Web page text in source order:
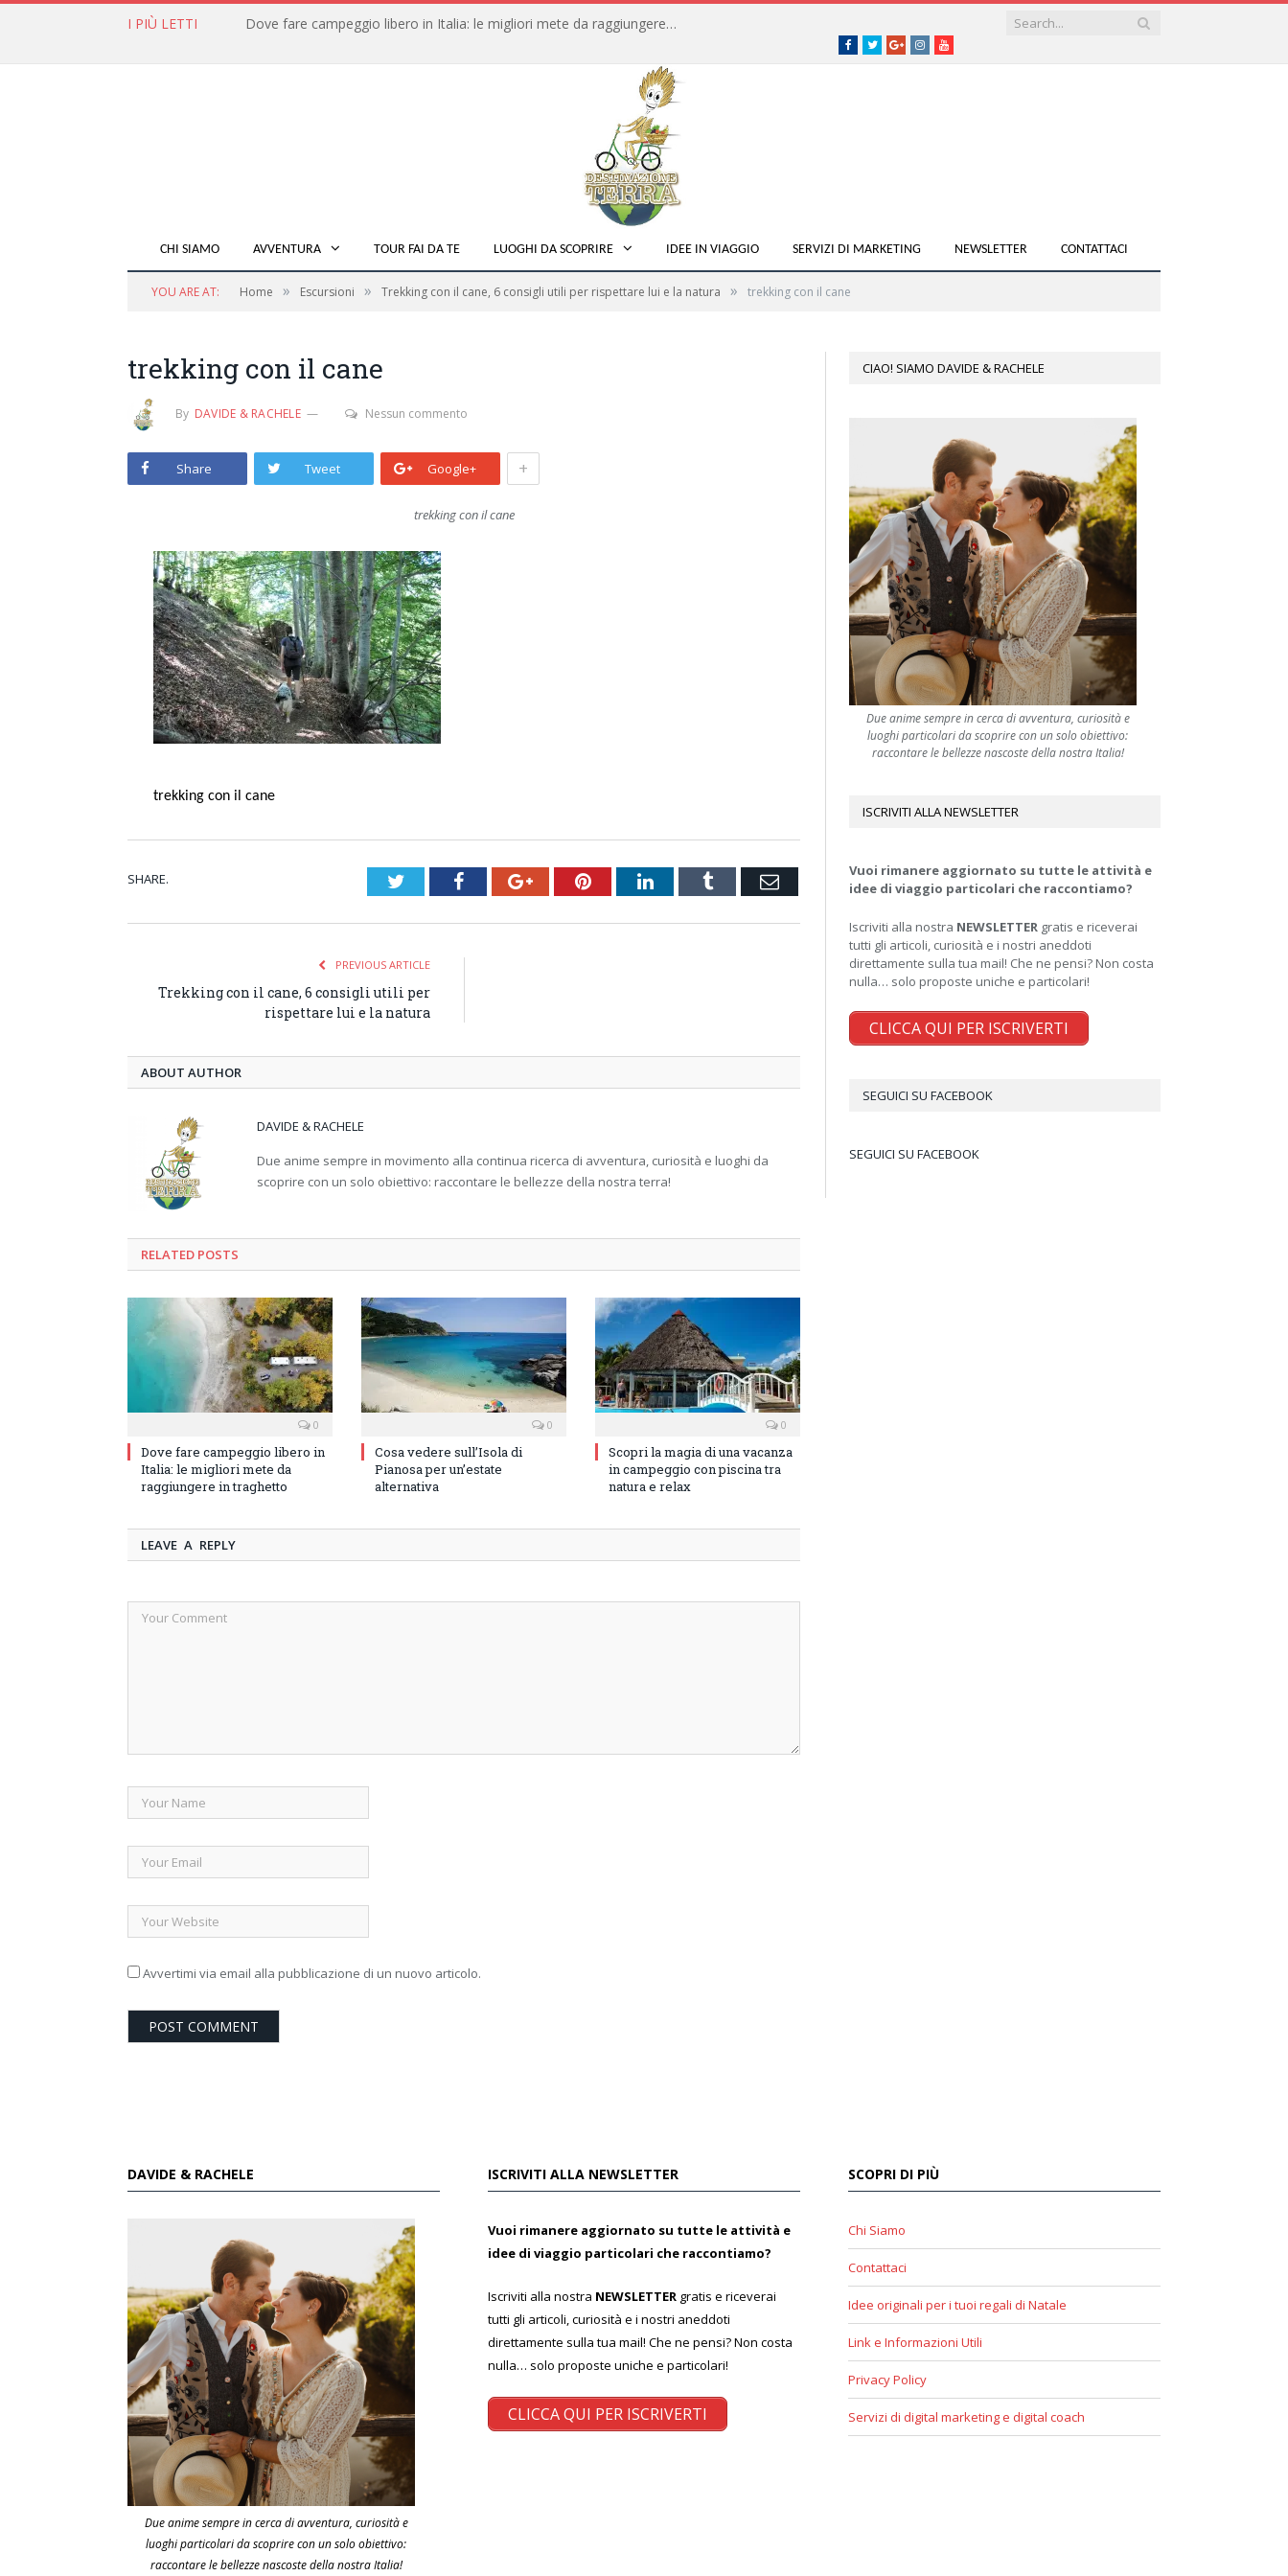
I PIÙ LETTI Dove fare campeggio libero in Italia: le migliori mete da raggiungere in traghetto
Facebook
TwitterGoogle+instagramyoutube
CHI SIAMO AVVENTURA TOUR FAI DA TE LUOGHI DA SCOPRIRE IDEE IN VIAGGIO SERVIZI DI MARKETING NEWSLETTER CONTATTACI
YOU ARE AT: Home » Escursioni » Trekking con il cane, 6 consigli utili per rispettare lui e la natura » trekking con il cane
trekking con il cane
By DAVIDE & RACHELE Nessun commento
Share Tweet Google+ +
trekking con il cane
trekking con il cane
SHARE. TwitterFacebookGoogle+PinterestLinkedInTumblr Email
PREVIOUS ARTICLE
Trekking con il cane, 6 consigli utili per
rispettare lui e la natura
ABOUT AUTHOR
DAVIDE & RACHELE
Due anime sempre in movimento alla continua ricerca di avventura, curiosità e luoghi da
scoprire con un solo obiettivo: raccontare le bellezze della nostra terra!
RELATED POSTS
0
Dove fare campeggio libero in
Italia: le migliori mete da
raggiungere in traghetto
0
Cosa vedere sull’Isola di
Pianosa per un’estate
alternativa
0
Scopri la magia di una vacanza
in campeggio con piscina tra
natura e relax
LEAVE A REPLY
Avvertimi via email alla pubblicazione di un nuovo articolo.
CIAO! SIAMO DAVIDE & RACHELE
Due anime sempre in cerca di avventura, curiosità e
luoghi particolari da scoprire con un solo obiettivo:
raccontare le bellezze nascoste della nostra Italia!
ISCRIVITI ALLA NEWSLETTER
Vuoi rimanere aggiornato su tutte le attività e
idee di viaggio particolari che raccontiamo?
Iscriviti alla nostra NEWSLETTER gratis e riceverai
tutti gli articoli, curiosità e i nostri aneddoti
direttamente sulla tua mail! Che ne pensi? Non costa
nulla… solo proposte uniche e particolari!
CLICCA QUI PER ISCRIVERTI
SEGUICI SU FACEBOOK
SEGUICI SU FACEBOOK
DAVIDE & RACHELE
Due anime sempre in cerca di avventura, curiosità e
luoghi particolari da scoprire con un solo obiettivo:
raccontare le bellezze nascoste della nostra Italia!
ISCRIVITI ALLA NEWSLETTER
Vuoi rimanere aggiornato su tutte le attività e
idee di viaggio particolari che raccontiamo?
Iscriviti alla nostra NEWSLETTER gratis e riceverai
tutti gli articoli, curiosità e i nostri aneddoti
direttamente sulla tua mail! Che ne pensi? Non costa
nulla… solo proposte uniche e particolari!
CLICCA QUI PER ISCRIVERTI
SCOPRI DI PIÙ
Chi Siamo
Contattaci
Idee originali per i tuoi regali di Natale
Link e Informazioni Utili
Privacy Policy
Servizi di digital marketing e digital coach